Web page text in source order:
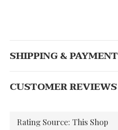
SHIPPING & PAYMENT
CUSTOMER REVIEWS